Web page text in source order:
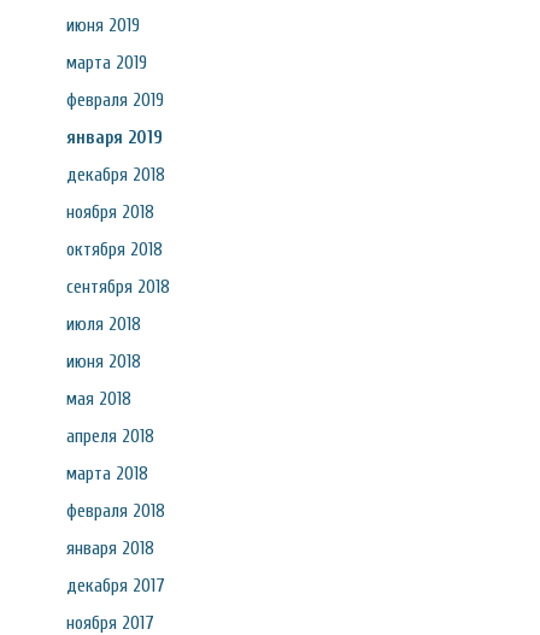
июня 2019
марта 2019
февраля 2019
января 2019
декабря 2018
ноября 2018
октября 2018
сентября 2018
июля 2018
июня 2018
мая 2018
апреля 2018
марта 2018
февраля 2018
января 2018
декабря 2017
ноября 2017